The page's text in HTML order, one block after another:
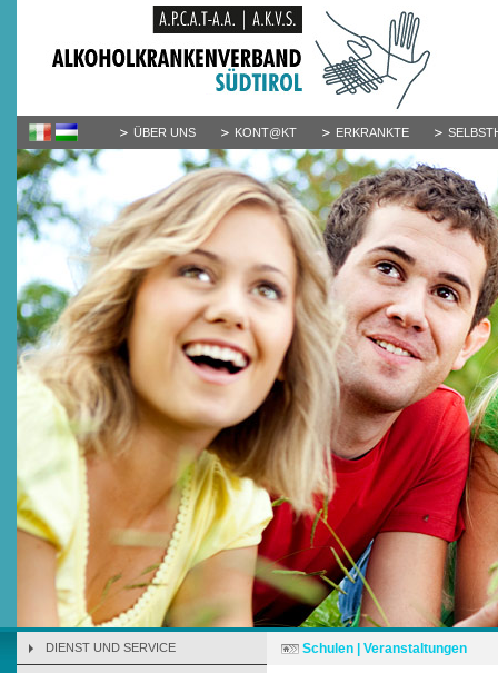
ÜBER UNS KONT@KT ERKRANKTE
Schulen | Veranstaltungen
DIENST UND SERVICE